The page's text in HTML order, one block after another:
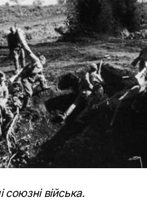
союзні війська.